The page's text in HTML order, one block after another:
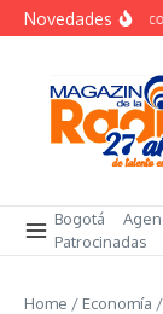
Saltar al contenido
NovedadesStartup
Bogotá
Patrocinadas
Home / Economía /